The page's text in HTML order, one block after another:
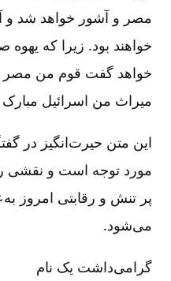
مصر و آشور خواهد شد و
خواهند بود. زیرا که یهوه
خواهد گفت قوم من
میراث من اسرائیل مبارک باشند»
این متن حیرت‌انگیز در
مورد توجه است و نقشی
پر تنش و رقابتی امروز
می‌‌شود.
گرامی‌داشت یک نام